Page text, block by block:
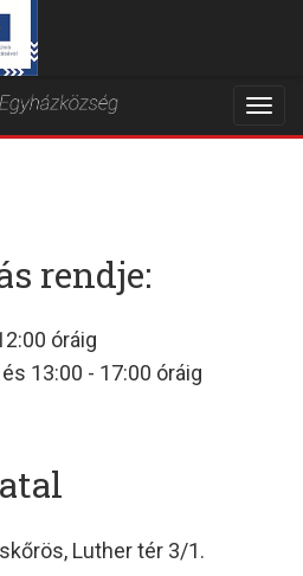
rendje:
óráig
13:00 - 17:00 óráig
Luther tér 3/1.